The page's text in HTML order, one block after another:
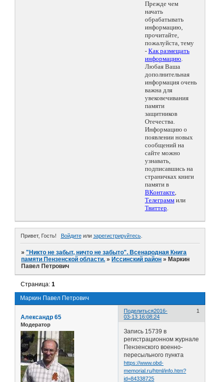
Прежде чем
начать
обрабатывать
информацию,
прочитайте,
пожалуйста, тему
- Как размещать
информацию.
Любая Ваша
дополнительная
информация очень
важна для
увековечивания
памяти
защитников
Отечества.
Информацию о
появлении новых
сообщений на
сайте можно
узнавать,
подписавшись на
страничках книги
памяти в
ВКонтакте,
Телеграмм или
Твиттер.
Привет, Гость! Войдитеили зарегистрируйтесь.
»"Никто не забыт, ничто не забыто". Всенародная Книга
памяти Пензенской области. » Иссинский район » Маркин
Павел Петрович
Маркин Павел Петрович
Страница:1
Поделиться 1
2016-
03-13 16:08:24
Александр 65
Модератор
Запись 15739 в
регистрационном журнале
Пензенского военно-
пересыльного пункта
https://www.obd-
memorial.ru/html/info.htm?
id=84338725